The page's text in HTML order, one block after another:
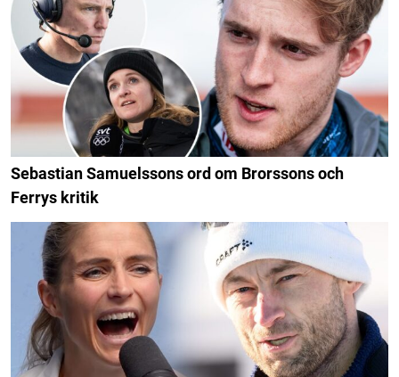
Sebastian Samuelssons ord om Brorssons och
Ferrys kritik